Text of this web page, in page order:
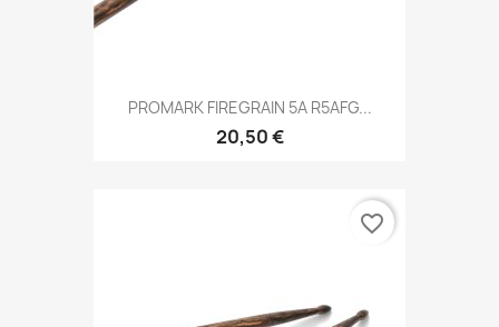
PROMARK FIREGRAIN 5A R5AFG...
20,50 €
favorite_border